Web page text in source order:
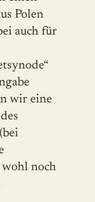
Polen
auch für
wir eine
noch